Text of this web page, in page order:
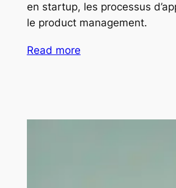
en startup, les processus
le product management.
Read more